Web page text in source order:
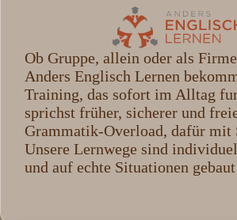
Ob Gruppe, allein oder als
Anders Englisch Lernen
Training, das sofort im Alltag
sprichst früher, sicherer und
Grammatik-Overload, dafür mit
Unsere Lernwege sind
und auf echte Situationen gebaut